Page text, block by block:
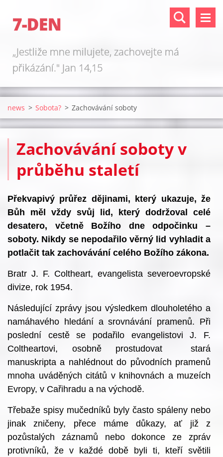
7-DEN
„Jestliže mne milujete, zachovejte má
přikázání." Jan 14,15
news > Sobota? > Zachovávání soboty
Zachovávání soboty v
průběhu staletí
Překvapivý průřez dějinami, který ukazuje, že
Bůh měl vždy svůj lid, který dodržoval celé
desatero, včetně Božího dne odpočinku –
soboty. Nikdy se nepodařilo věrný lid vyhladit a
potlačit tak zachovávání celého Božího zákona.
Bratr J. F. Coltheart, evangelista severoevropské
divize, rok 1954.
Následující zprávy jsou výsledkem dlouholetého a
namáhavého hledání a srovnávání pramenů. Při
poslední cestě se podařilo evangelistovi J. F.
Coltheartovi, osobně prostudovat stará
manuskripta a nahlédnout do původních pramenů
mnoha uváděných citátů v knihovnách a muzeích
Evropy, v Cařihradu a na východě.
Třebaže spisy mučedníků byly často spáleny nebo
jinak zničeny, přece máme důkazy, ať již z
pozůstalých záznamů nebo dokonce ze zpráv
protivníků, že v každé době byli ti, kteří světili